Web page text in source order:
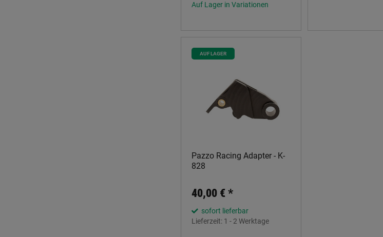
Auf Lager in Variationen
AUF LAGER
Pazzo Racing Adapter - K-
828
40,00 €*
sofort lieferbar
Lieferzeit: 1 - 2 Werktage